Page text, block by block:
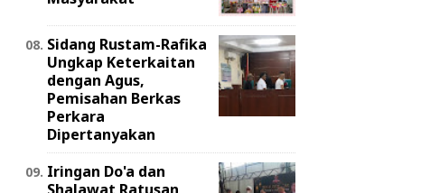
Sidang Rustam-Rafika
Ungkap Keterkaitan
dengan Agus,
Pemisahan Berkas
Perkara
Dipertanyakan
Iringan Do'a dan